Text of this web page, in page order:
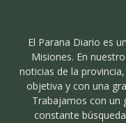
El Parana Diario es
Misiones. En
noticias de la
objetiva y con una
Trabajamos con un
constante